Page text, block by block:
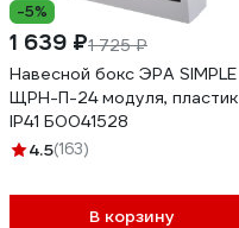
-5%
1 639 ₽1 725 ₽
Навесной бокс ЭРА SIMPLE
ЩРН-П-24 модуля, пластик
IP41 Б0041528
4.5(163)
В корзину